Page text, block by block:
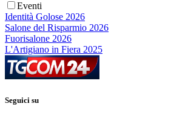
Eventi
Identità Golose 2026
Salone del Risparmio 2026
Fuorisalone 2026
L'Artigiano in Fiera 2025
Seguici su